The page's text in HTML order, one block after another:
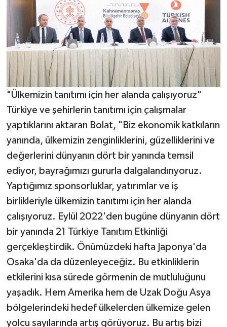
"Ülkemizin tanıtımı için her alanda çalışıyoruz"
Türkiye ve şehirlerin tanıtımı için çalışmalar
yaptıklarını aktaran Bolat, "Biz ekonomik katkıların
yanında, ülkemizin zenginliklerini, güzelliklerini ve
değerlerini dünyanın dört bir yanında temsil
ediyor, bayrağımızı gururla dalgalandırıyoruz.
Yaptığımız sponsorluklar, yatırımlar ve iş
birlikleriyle ülkemizin tanıtımı için her alanda
çalışıyoruz. Eylül 2022'den bugüne dünyanın dört
bir yanında 21 Türkiye Tanıtım Etkinliği
gerçekleştirdik. Önümüzdeki hafta Japonya'da
Osaka'da da düzenleyeceğiz. Bu etkinliklerin
etkilerini kısa sürede görmenin de mutluluğunu
yaşadık. Hem Amerika hem de Uzak Doğu Asya
bölgelerindeki hedef ülkelerden ülkemize gelen
yolcu sayılarında artış görüyoruz. Bu artış bizi